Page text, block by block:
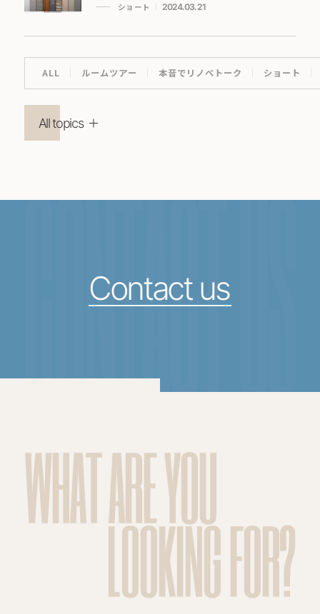
ショート 2024.03.21
ALL ルームツアー 本音でリノベトーク ショート
All topics
CONTACT US
Contact us
WHAT ARE YOU
LOOKING FOR?